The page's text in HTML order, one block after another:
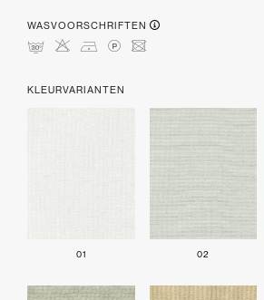
WASVOORSCHRIFTEN
mHDLU
KLEURVARIANTEN
01 02